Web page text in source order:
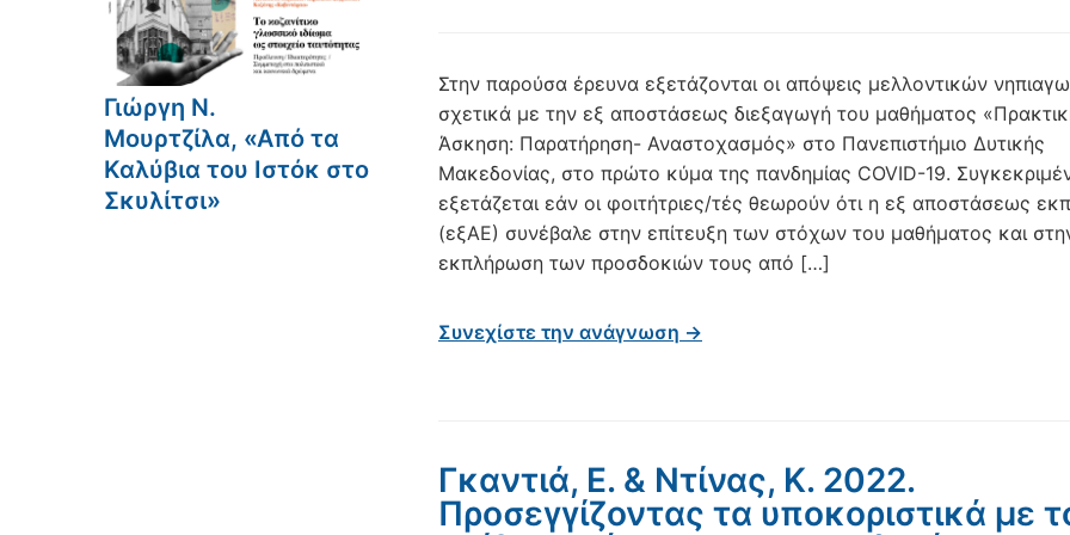
Γιώργη Ν.
Μουρτζίλα, «Από τα
Καλύβια του Ιστόκ στο
Σκυλίτσι»
Στην παρούσα έρευνα εξετάζονται οι απόψεις μελλοντικών
σχετικά με την εξ αποστάσεως διεξαγωγή του μαθήματος
Άσκηση: Παρατήρηση- Αναστοχασμός» στο Πανεπιστήμιο Δυτικής
Μακεδονίας, στο πρώτο κύμα της πανδημίας COVID-19.
εξετάζεται εάν οι φοιτήτριες/τές θεωρούν ότι η εξ αποστάσεως
(εξΑΕ) συνέβαλε στην επίτευξη των στόχων του μαθήματος και
εκπλήρωση των προσδοκιών τους από […]
Συνεχίστε την ανάγνωση →
Γκαντιά, Ε. & Ντίνας, Κ. 2022.
Προσεγγίζοντας τα υποκοριστικά με